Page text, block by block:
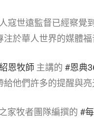
寇世遠監督已經察覺
注於華人世界的媒體
恩牧師 主講的 #恩典
他們許多的提醒與
家牧者團隊編撰的 #